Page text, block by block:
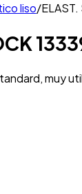
liso/ELAST.
muy